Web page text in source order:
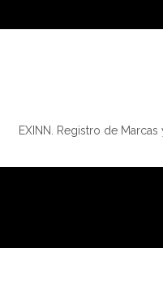
EXINN. Registro de Marcas